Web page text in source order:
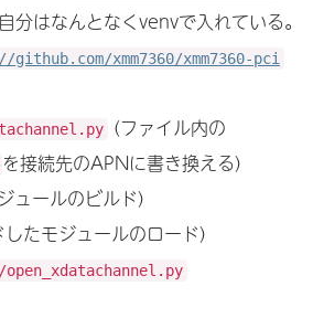
分はなんとなくvenvで入れている。
xmm7360/xmm7360-pci
(ファイル内の
を接続先のAPNに書き換える)
ュールのビルド)
したモジュールのロード)